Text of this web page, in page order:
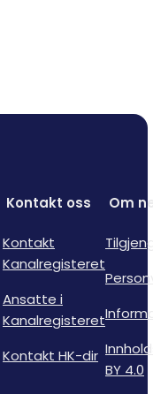
Kontakt oss
Kontakt
Kanalregisteret
Ansatte i
Kanalregisteret
Kontakt HK-dir
Om
BY 4.0